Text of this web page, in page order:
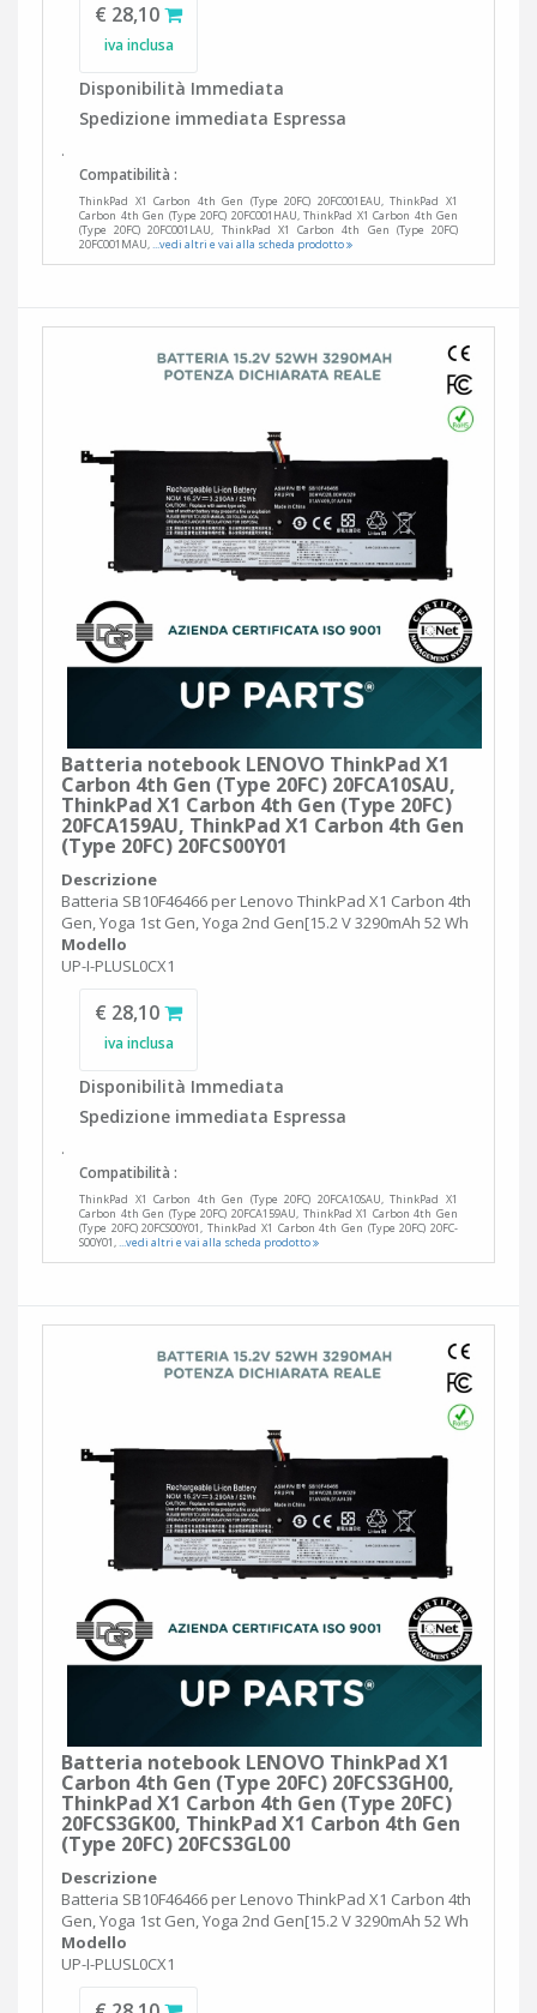
€ 28,10
iva inclusa
Disponibilità Immediata
Spedizione immediata Espressa
.
Compatibilità :
ThinkPad X1 Carbon 4th Gen (Type 20FC) 20FC001EAU, ThinkPad X1
Carbon 4th Gen (Type 20FC) 20FC001HAU, ThinkPad X1 Carbon 4th Gen
(Type 20FC) 20FC001LAU, ThinkPad X1 Carbon 4th Gen (Type 20FC)
20FC001MAU,...vedi altri e vai alla scheda prodotto
Batteria notebook LENOVO ThinkPad X1
Carbon 4th Gen (Type 20FC) 20FCA10SAU,
ThinkPad X1 Carbon 4th Gen (Type 20FC)
20FCA159AU, ThinkPad X1 Carbon 4th Gen
(Type 20FC) 20FCS00Y01
Descrizione
Batteria SB10F46466 per Lenovo ThinkPad X1 Carbon 4th
Gen, Yoga 1st Gen, Yoga 2nd Gen[15.2 V 3290mAh 52 Wh
Modello
UP-I-PLUSL0CX1
€ 28,10
iva inclusa
Disponibilità Immediata
Spedizione immediata Espressa
.
Compatibilità :
ThinkPad X1 Carbon 4th Gen (Type 20FC) 20FCA10SAU, ThinkPad X1
Carbon 4th Gen (Type 20FC) 20FCA159AU, ThinkPad X1 Carbon 4th Gen
(Type 20FC) 20FCS00Y01, ThinkPad X1 Carbon 4th Gen (Type 20FC) 20FC-
S00Y01,...vedi altri e vai alla scheda prodotto
Batteria notebook LENOVO ThinkPad X1
Carbon 4th Gen (Type 20FC) 20FCS3GH00,
ThinkPad X1 Carbon 4th Gen (Type 20FC)
20FCS3GK00, ThinkPad X1 Carbon 4th Gen
(Type 20FC) 20FCS3GL00
Descrizione
Batteria SB10F46466 per Lenovo ThinkPad X1 Carbon 4th
Gen, Yoga 1st Gen, Yoga 2nd Gen[15.2 V 3290mAh 52 Wh
Modello
UP-I-PLUSL0CX1